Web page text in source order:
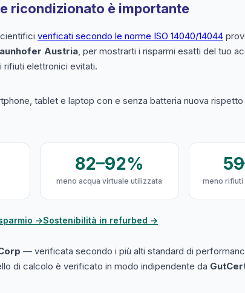
ricondizionato è importante
verificati secondo le norme ISO 14040/14044
Austria, per mostrarti i risparmi esatti del tuo
rifiuti elettronici evitati.
tablet e laptop con e senza batteria nuova
82–92%
meno acqua virtuale utilizzata meno
→Sostenibilità in refurbed →
— verificata secondo i più alti standard di
di calcolo è verificato in modo indipendente da